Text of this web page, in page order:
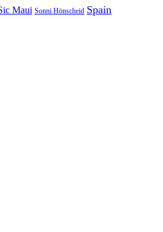
Maui Sonni Hönscheid Spain